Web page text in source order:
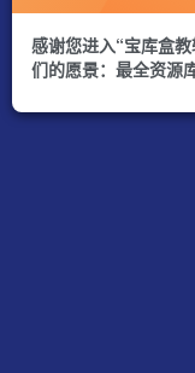
感谢您进入“宝库盒
们的愿景：最全资源